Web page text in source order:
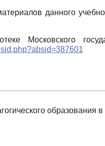
данного
Московского